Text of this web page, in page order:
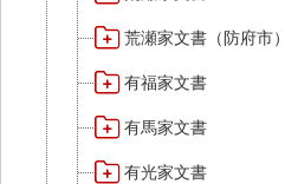
荒瀬家文書（防府市）
有福家文書
有馬家文書
有光家文書